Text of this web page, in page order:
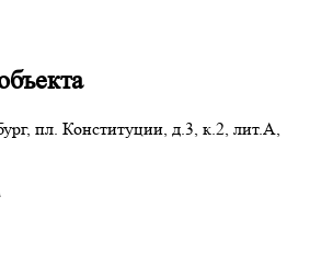
пл. Конституции, д.3, к.2, лит.А,